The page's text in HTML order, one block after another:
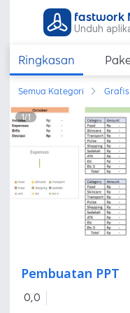
fastwork
Unduh
Ringkasan
Semua Kategori
1/1
Pembuatan PPT
0,0